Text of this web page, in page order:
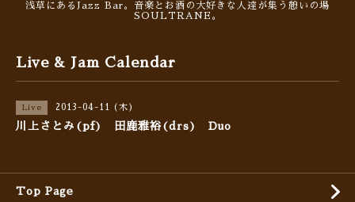
浅草にあるJazz Bar。音楽とお酒の大好きな人達が集う憩いの場
SOULTRANE。
Live & Jam Calendar
Live 2013-04-11 (木)
川上さとみ(pf) 田鹿雅裕(drs) Duo
Top Page